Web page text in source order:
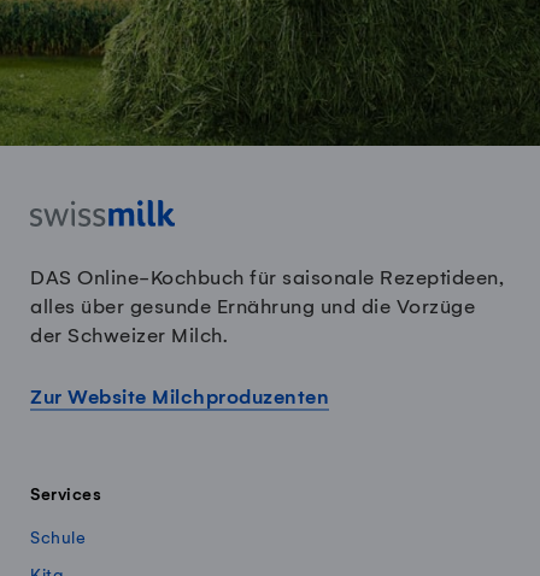
DAS Online-Kochbuch für saisonale Rezeptideen,
alles über gesunde Ernährung und die Vorzüge
der Schweizer Milch.
Zur Website Milchproduzenten
Services
Schule